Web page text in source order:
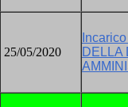
25/05/2020
DELLA